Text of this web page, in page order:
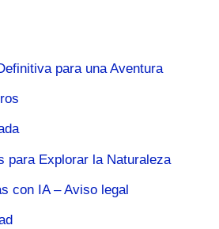
para una Aventura
para Explorar la Naturaleza
con IA – Aviso legal